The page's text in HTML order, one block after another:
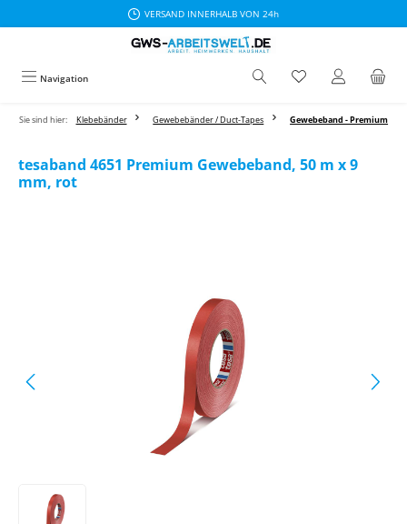
VERSAND INNERHALB VON 24h
Navigation
Sie sind hier: Klebebänder Gewebebänder / Duct-Tapes Gewebeband - Premium
tesaband 4651 Premium Gewebeband, 50 m x 9
mm, rot